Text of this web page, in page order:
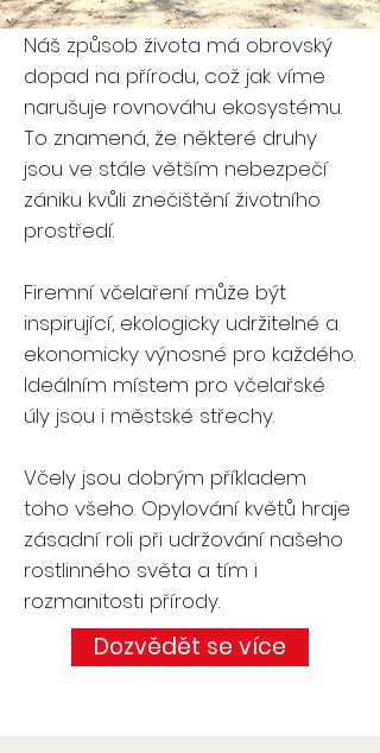
Náš způsob života má obrovský
dopad na přírodu, což jak víme
narušuje rovnováhu ekosystému.
To znamená, že některé druhy
jsou ve stále větším nebezpečí
zániku kvůli znečištění životního
prostředí.
Firemní včelaření může být
inspirující, ekologicky udržitelné a
ekonomicky výnosné pro každého.
Ideálním místem pro včelařské
úly jsou i městské střechy.
Včely jsou dobrým příkladem
toho všeho. Opylování květů hraje
zásadní roli při udržování našeho
rostlinného světa a tím i
rozmanitosti přírody.
Dozvědět se více